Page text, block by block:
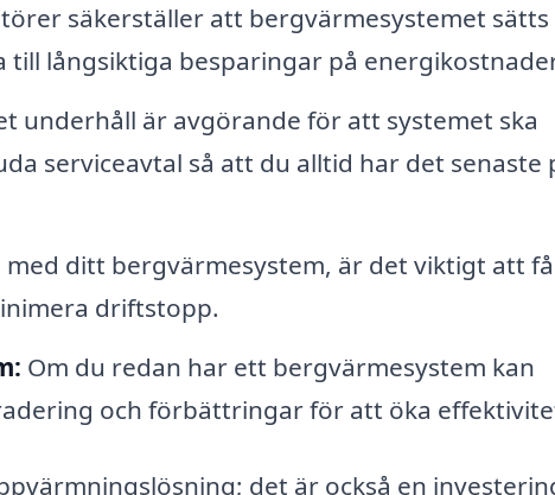
säkerställer att bergvärmesystemet sätts
långsiktiga besparingar på
underhåll är avgörande för att systemet ska
serviceavtal så att du alltid har det senaste
med ditt bergvärmesystem, är det viktigt att få
driftstopp.
Om du redan har ett bergvärmesystem kan
och förbättringar för att öka
det är också en